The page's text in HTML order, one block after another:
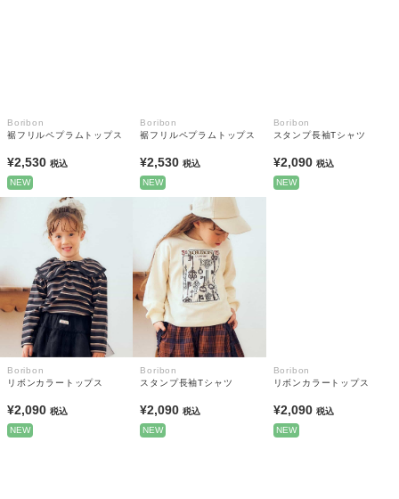
Boribon
裾フリルペプラムトップス
¥2,530 税込
NEW
Boribon
裾フリルペプラムトップス
¥2,530税込
NEW
Boribon
スタンプ長袖Tシャツ
¥2,090 税込
NEW
Boribon
リボンカラートップス
¥2,090 税込
NEW
Boribon
スタンプ長袖Tシャツ
¥2,090税込
NEW
Boribon
リボンカラートップス
¥2,090 税込
NEW